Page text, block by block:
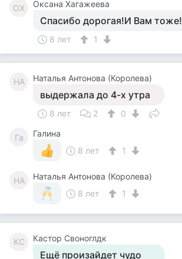
ОХ Оксана Хагажеева
Спасибо дорогая!И Вам тоже!
8 лет 1
НА Наталья Антонова (Королева)
выдержала до 4-х утра
8 лет 2 0
Га
Галина
8 лет
1
НА
Наталья Антонова (Королева)
8 лет
1
КС Кастор Своноглдк
Ещё произайдет чудо